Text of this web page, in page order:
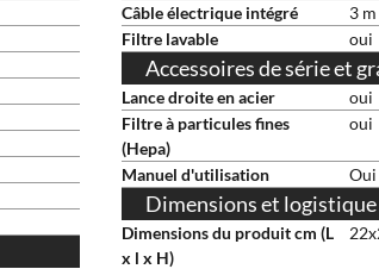
Câble électrique intégré
3 m
Filtre lavable
oui
Accessoires de série et
Lance droite en acier
oui
Filtre à particules fines
(Hepa)
oui
Manuel d'utilisation Oui
Dimensions et logistique
Dimensions du produit cm (L
x l x H)